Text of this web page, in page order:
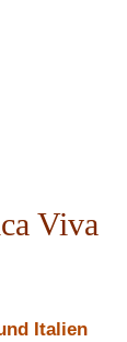
Viva
Italien